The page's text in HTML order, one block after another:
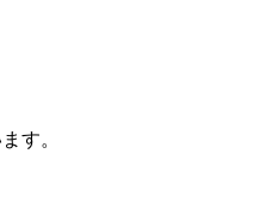
す。